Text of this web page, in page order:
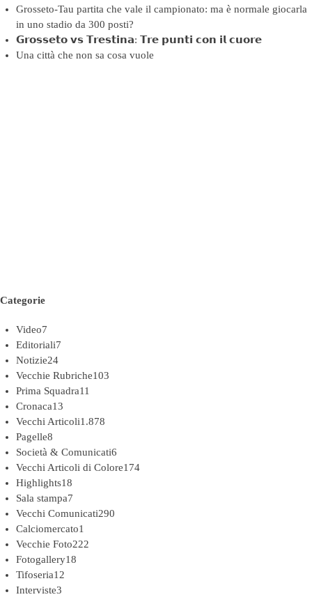
Grosseto-Tau partita che vale il campionato: ma è normale giocarla
in uno stadio da 300 posti?
𝗚𝗿𝗼𝘀𝘀𝗲𝘁𝗼 𝘃𝘀 𝗧𝗿𝗲𝘀𝘁𝗶𝗻𝗮: 𝗧𝗿𝗲 𝗽𝘂𝗻𝘁𝗶 𝗰𝗼𝗻 𝗶𝗹 𝗰𝘂𝗼𝗿𝗲
Una città che non sa cosa vuole
Categorie
Video7
Editoriali7
Notizie24
Vecchie Rubriche103
Prima Squadra11
Cronaca13
Vecchi Articoli1.878
Pagelle8
Società & Comunicati6
Vecchi Articoli di Colore174
Highlights18
Sala stampa7
Vecchi Comunicati290
Calciomercato1
Vecchie Foto222
Fotogallery18
Tifoseria12
Interviste3